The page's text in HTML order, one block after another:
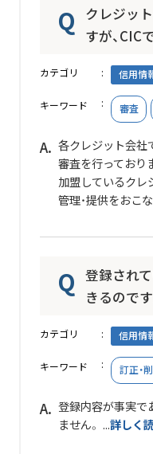
クレジッ
すが、CIC
カテゴリ 信用情
キーワード 審査
各クレジット会社
審査を行っており
加盟しているクレ
管理・提供をおこ
登録され
きるので
カテゴリ 信用情
キーワード 訂正・
登録内容が事実で
ません。 ...詳しく